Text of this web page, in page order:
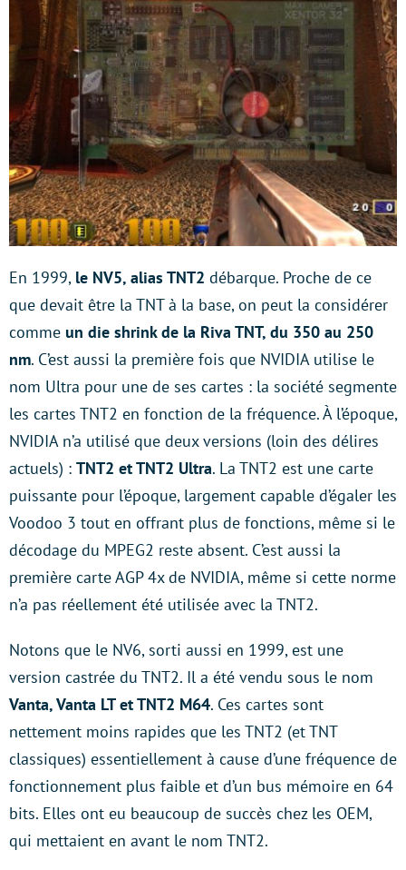
En 1999, le NV5, alias TNT2 débarque. Proche de ce
que devait être la TNT à la base, on peut la considérer
comme un die shrink de la Riva TNT, du 350 au 250
nm. C’est aussi la première fois que NVIDIA utilise le
nom Ultra pour une de ses cartes : la société segmente
les cartes TNT2 en fonction de la fréquence. À l’époque,
NVIDIA n’a utilisé que deux versions (loin des délires
actuels) : TNT2 et TNT2 Ultra. La TNT2 est une carte
puissante pour l’époque, largement capable d’égaler les
Voodoo 3 tout en offrant plus de fonctions, même si le
décodage du MPEG2 reste absent. C’est aussi la
première carte AGP 4x de NVIDIA, même si cette norme
n’a pas réellement été utilisée avec la TNT2.
Notons que le NV6, sorti aussi en 1999, est une
version castrée du TNT2. Il a été vendu sous le nom
Vanta, Vanta LT et TNT2 M64. Ces cartes sont
nettement moins rapides que les TNT2 (et TNT
classiques) essentiellement à cause d’une fréquence de
fonctionnement plus faible et d’un bus mémoire en 64
bits. Elles ont eu beaucoup de succès chez les OEM,
qui mettaient en avant le nom TNT2.